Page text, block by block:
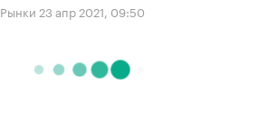
Рынки 23 апр 2021, 09:50